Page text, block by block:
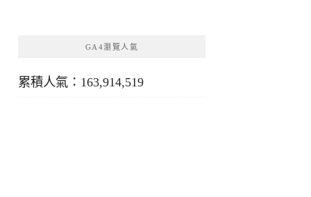
GA4瀏覽人氣
累積人氣：163,914,519